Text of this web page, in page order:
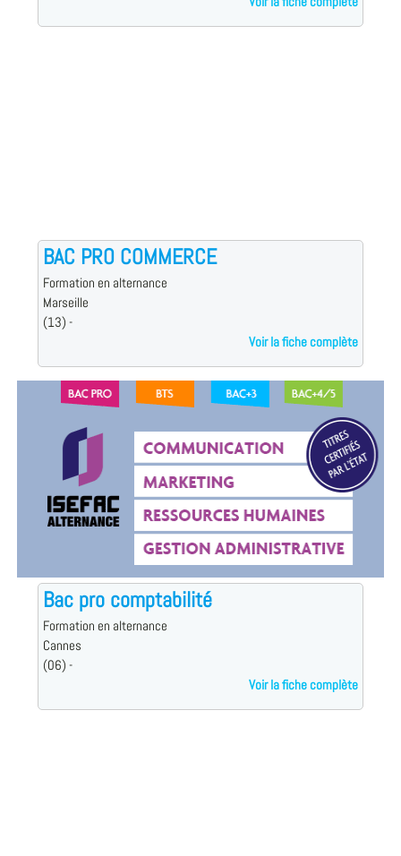
BAC PRO COMMERCE
Formation en alternance
Marseille
(13) -
Voir la fiche complète
Bac pro comptabilité
Formation en alternance
Cannes
(06) -
Voir la fiche complète